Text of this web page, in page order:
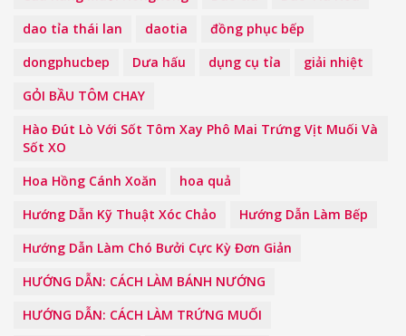
dao tỉa thái lan
daotia
đồng phục bếp
dongphucbep
Dưa hấu dụng cụ tỉa
giải nhiệt
GỎI BẦU TÔM CHAY
Hào Đút Lò Với Sốt Tôm Xay Phô Mai Trứng Vịt Muối Và
Sốt XO
Hoa Hồng Cánh Xoăn
hoa quả
Hướng Dẫn Kỹ Thuật Xóc Chảo
Hướng Dẫn Làm Bếp
Hướng Dẫn Làm Chó Bưởi Cực Kỳ Đơn Giản
HƯỚNG DẪN: CÁCH LÀM BÁNH NƯỚNG
HƯỚNG DẪN: CÁCH LÀM TRỨNG MUỐI